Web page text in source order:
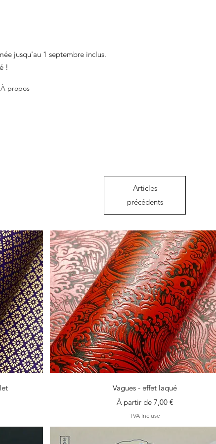
jusqu'au 1 septembre inclus.
!
À propos
Articles
précédents
Aperçu rapide
Vagues - effet laqué
À partir de 7,00 €
Prix promotionnel
TVA Incluse